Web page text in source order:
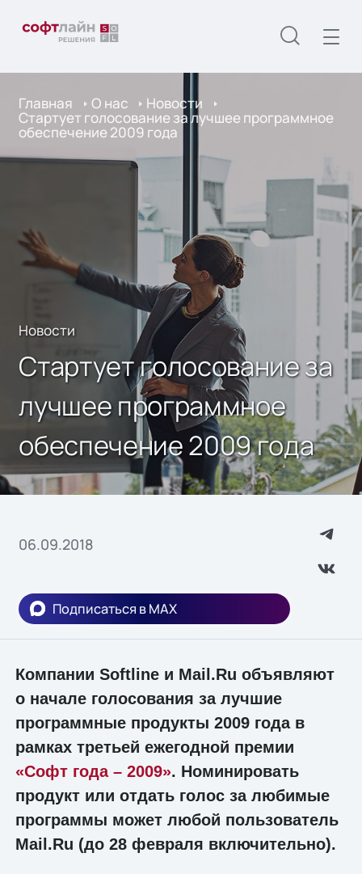
Главная О нас Новости
Стартует голосование за лучшее программное
обеспечение 2009 года
Новости
Стартует голосование за
лучшее программное
обеспечение 2009 года
06.09.2018
Подписаться в MAX
Компании Softline и Mail.Ru объявляют
о начале голосования за лучшие
программные продукты 2009 года в
рамках третьей ежегодной премии
«Софт года – 2009». Номинировать
продукт или отдать голос за любимые
программы может любой пользователь
Mail.Ru (до 28 февраля включительно).